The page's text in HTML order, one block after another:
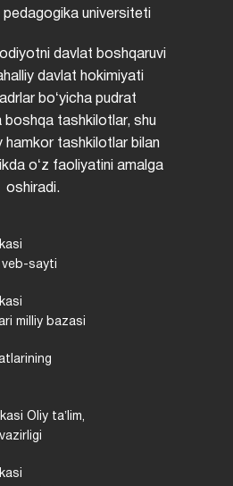
universiteti
davlat boshqaruvi
davlat hokimiyati
boʻyicha pudrat
boshqa tashkilotlar, shu
hamkor tashkilotlar bilan
oʻz faoliyatini amalga
oshiradi.
veb-sayti
milliy bazasi
Oliy taʼlim,